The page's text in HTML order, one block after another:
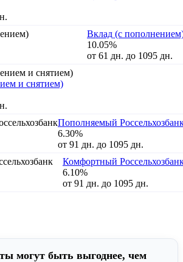
Вклад (с
10.05%
от 61 дн. до 1095 дн.
и снятием)
Пополняемый
6.30%
от 91 дн. до 1095 дн.
Комфортный
6.10%
от 91 дн. до 1095 дн.
могут быть выгоднее, чем